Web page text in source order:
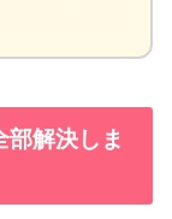
解決しま